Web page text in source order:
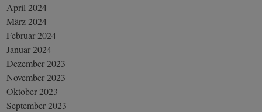
April 2024
März 2024
Februar 2024
Januar 2024
Dezember 2023
November 2023
Oktober 2023
September 2023